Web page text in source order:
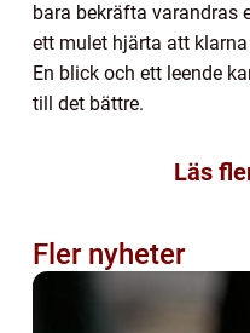
bara bekräfta varandras
ett mulet hjärta att
En blick och ett leende
till det bättre.
Läs
Fler nyheter